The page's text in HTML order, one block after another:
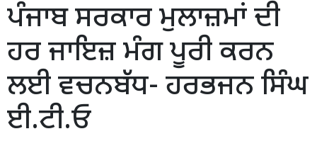
ਪੰਜਾਬ ਸਰਕਾਰ ਮੁਲਾਜ਼ਮਾਂ ਦੀ
ਹਰ ਜਾਇਜ਼ ਮੰਗ ਪੂਰੀ ਕਰਨ
ਲਈ ਵਚਨਬੱਧ- ਹਰਭਜਨ ਸਿੰਘ
ਈ.ਟੀ.ਓ